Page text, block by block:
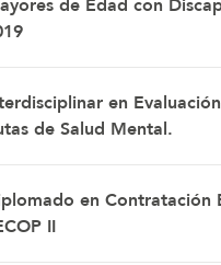
de Edad con
en
de Salud Mental.
en Contratación
II